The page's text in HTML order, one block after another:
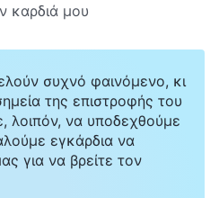
καρδιά μου
συχνό φαινόμενο, κι
της επιστροφής του
λοιπόν, να υποδεχθούμε
εγκάρδια να
για να βρείτε τον